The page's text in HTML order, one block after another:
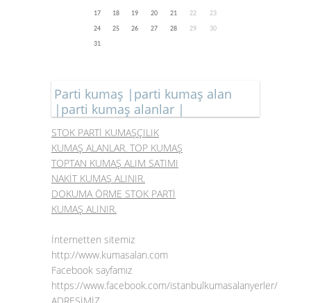
17
18 19 20 21 22
23
24
25 26 27 28 29
30
31
Parti kumaş |parti kumaş alan
|parti kumaş alanlar |
STOK PARTİ KUMAŞÇILIK
KUMAŞ ALANLAR. TOP KUMAŞ
TOPTAN KUMAŞ ALIM SATIMI
NAKİT KUMAŞ ALINIR.
DOKUMA ÖRME STOK PARTİ
KUMAŞ ALINIR.
İnternetten sitemiz
http://www.kumasalan.com
Facebook sayfamız
https://www.facebook.com/istanbulkumasalanyerler/